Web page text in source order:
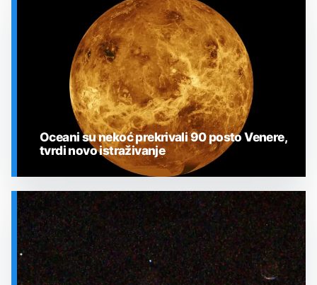
SVEMIR
Oceani su nekoć prekrivali 90 posto Venere,
tvrdi novo istraživanje